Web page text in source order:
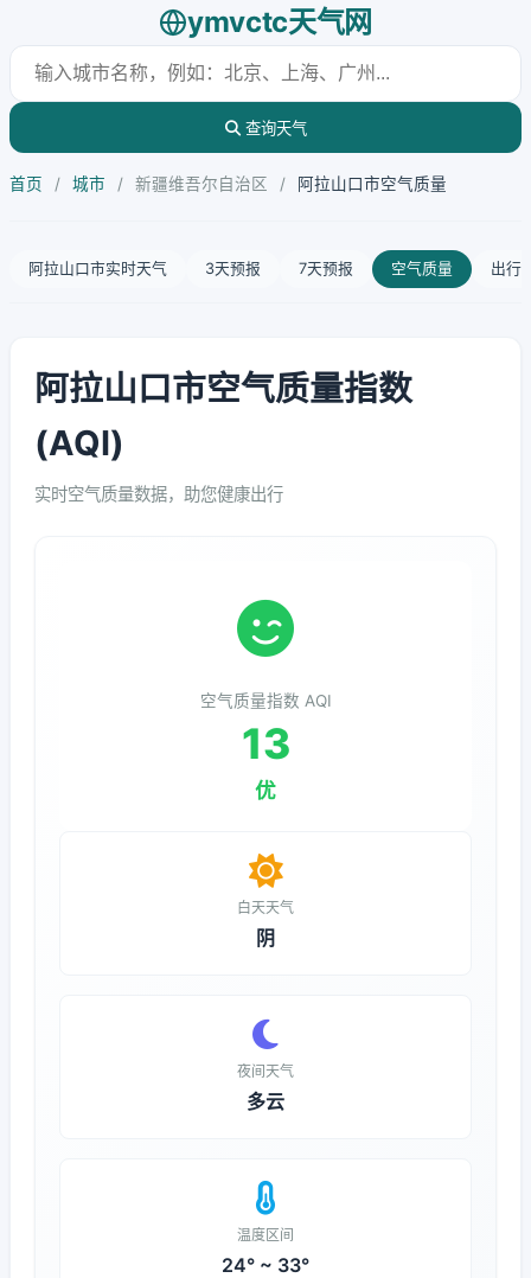
ymvctc天气网
查询天气
首页 / 城市 / 新疆维吾尔自治区 / 阿拉山口市空气质量
阿拉山口市实时天气 3天预报 7天预报 空气质量 出行
阿拉山口市空气质量指数
(AQI)
实时空气质量数据，助您健康出行
空气质量指数 AQI
13
优
白天天气
阴
夜间天气
多云
温度区间
24° ~ 33°